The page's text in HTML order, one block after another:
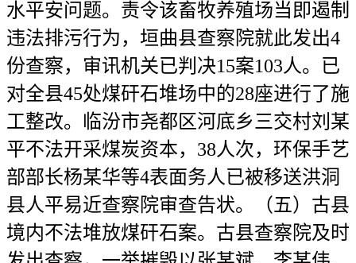
水平安问题。责令该畜牧养殖场当即遏制
违法排污行为，垣曲县查察院就此发出4
份查察，审讯机关已判决15案103人。已
对全县45处煤矸石堆场中的28座进行了施
工整改。临汾市尧都区河底乡三交村刘某
平不法开采煤炭资本，38人次，环保手艺
部部长杨某华等4表面务人已被移送洪洞
县人平易近查察院审查告状。（五）古县
境内不法堆放煤矸石案。古县查察院及时